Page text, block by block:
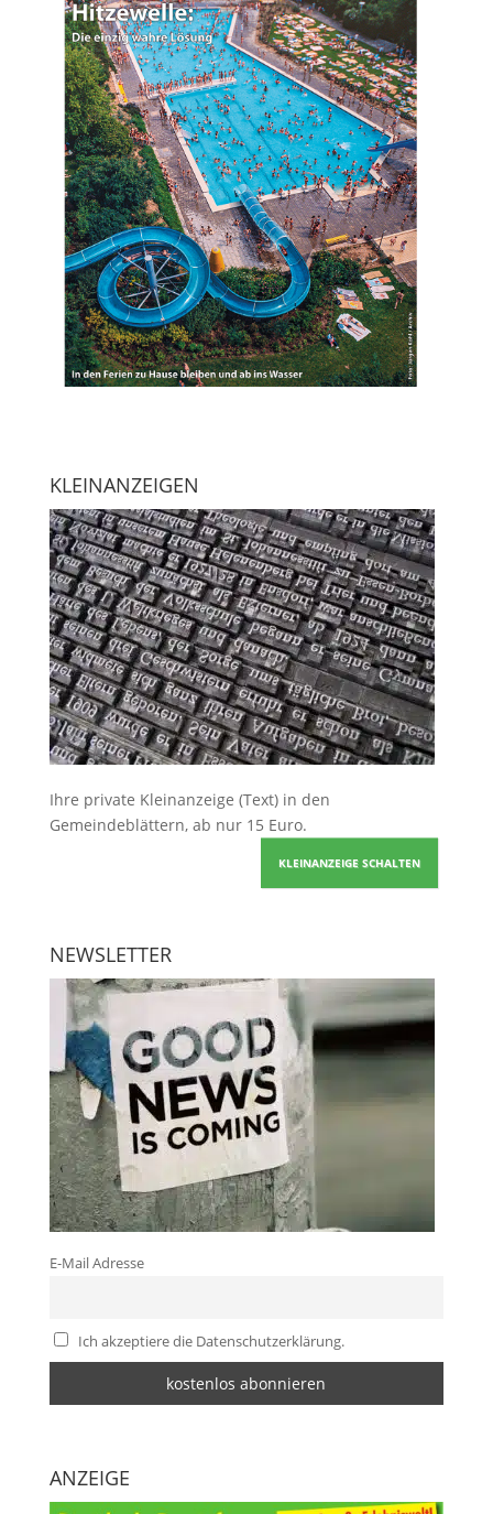
KLEINANZEIGEN
Ihre private Kleinanzeige (Text) in den
Gemeindeblättern, ab nur 15 Euro.
KLEINANZEIGE SCHALTEN
NEWSLETTER
E-Mail Adresse
Ich akzeptiere die Datenschutzerklärung.
ANZEIGE